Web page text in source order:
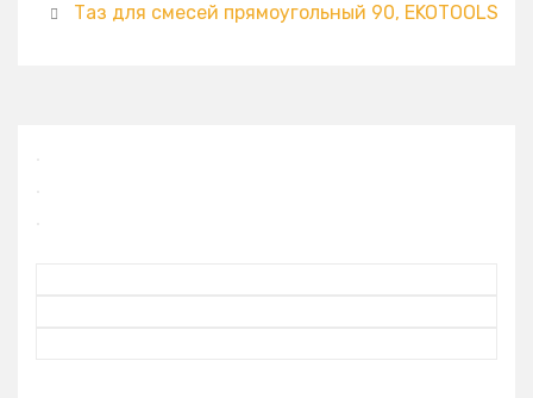
Таз для смесей прямоугольный 90, EKOTOOLS